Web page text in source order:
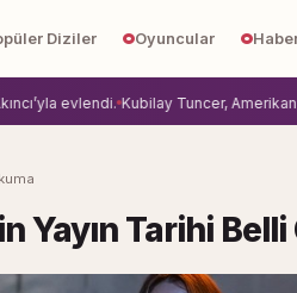
Diziler Oyuncular
evlendi. Kubilay Tuncer, Amerikan
Yayın Tarihi Belli